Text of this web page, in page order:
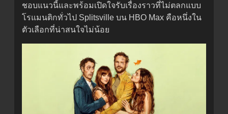
ชอบแนวนี้และพร้อมเปิดใจรับเรื่องราวที่ไม่ตลกแบบ
โรแมนติกทั่วไป Splitsville บน HBO Max คือหนึ่งใน
ตัวเลือกที่น่าสนใจไม่น้อย